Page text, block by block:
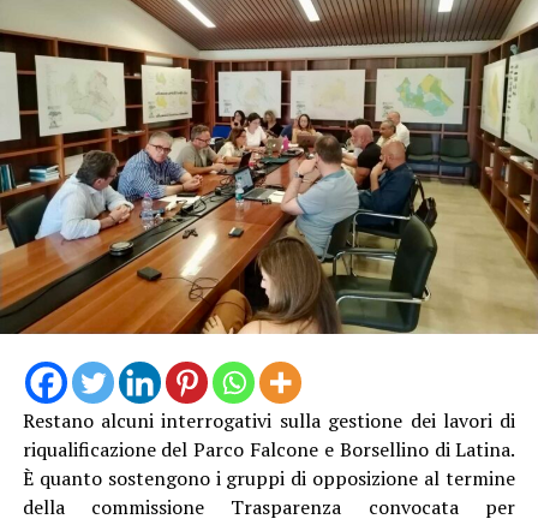
Matilde Celentano – è un impegno strategico per la
nostra amministrazione, perché significa proteggere il
territorio e l’ambiente, risorse fondamentale per lo
sviluppo turistico ed economico della nostra città.
L’approvazione del progetto esecutivo e l’avvio delle
procedure per l’affidamento dei lavori rappresentano
Restano alcuni interrogativi sulla gestione dei lavori di
riqualificazione del Parco Falcone e Borsellino di Latina.
È quanto sostengono i gruppi di opposizione al termine
della commissione Trasparenza convocata per